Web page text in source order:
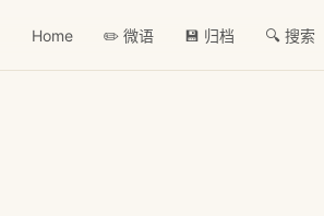
Home ✏️ 微语 💾 归档 🔍 搜索